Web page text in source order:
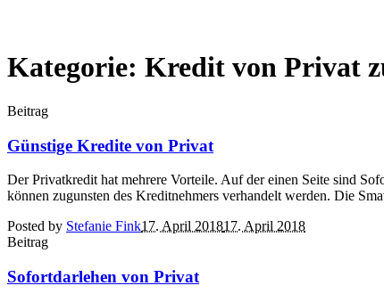
Kategorie: Kredit von Privat
Beitrag
Günstige Kredite von Privat
Der Privatkredit hat mehrere Vorteile. Auf der einen Seite sind
können zugunsten des Kreditnehmers verhandelt werden. Die
Posted by Stefanie Fink17. April 201817. April 2018
Beitrag
Sofortdarlehen von Privat